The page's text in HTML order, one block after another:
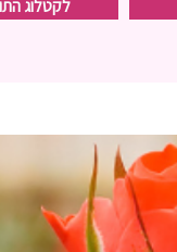
לקטלוג